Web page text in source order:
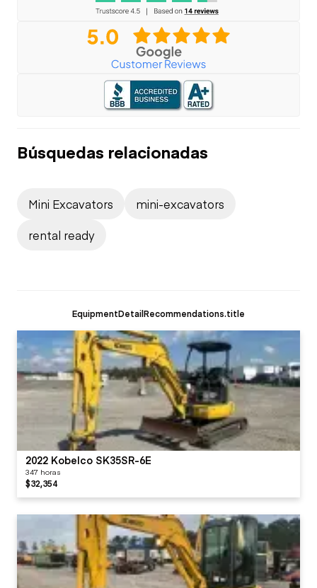
Búsquedas relacionadas
Mini Excavators
mini-excavators
rental ready
EquipmentDetailRecommendations.title
2022 Kobelco SK35SR-6E
347 horas
$32,354